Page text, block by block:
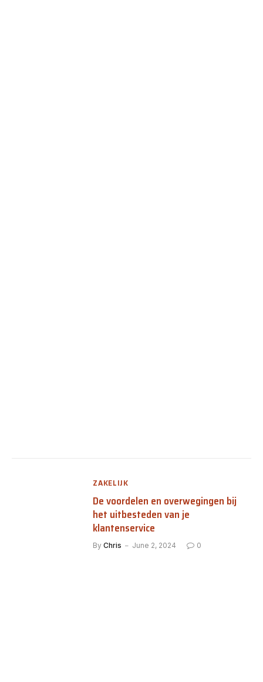
ZAKELIJK
De voordelen en overwegingen bij
het uitbesteden van je
klantenservice
By Chris June 2, 2024 0